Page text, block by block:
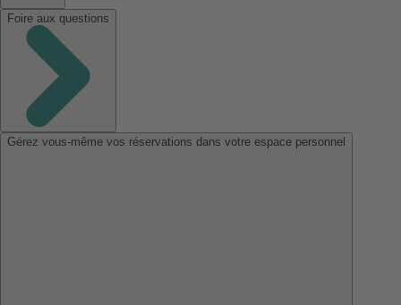
Foire aux questions
Gérez vous-même vos réservations dans votre espace personnel